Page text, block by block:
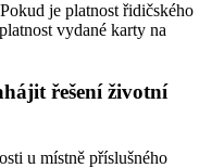
je platnost řidičského
vydané karty na
řešení životní
u místně příslušného